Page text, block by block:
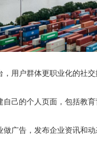
用户群体更职业化的社交
己的个人页面，包括教
广告，发布企业资讯和